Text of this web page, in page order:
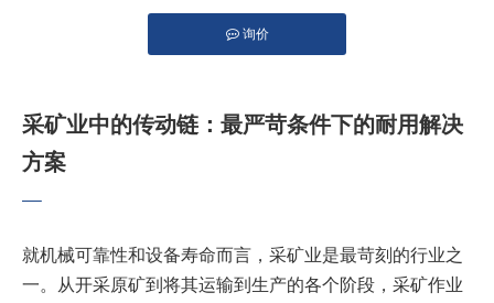
询价
采矿业中的传动链：最严苛条件下的耐用解决
方案
就机械可靠性和设备寿命而言，采矿业是最苛刻的行业之
一。从开采原矿到将其运输到生产的各个阶段，采矿作业